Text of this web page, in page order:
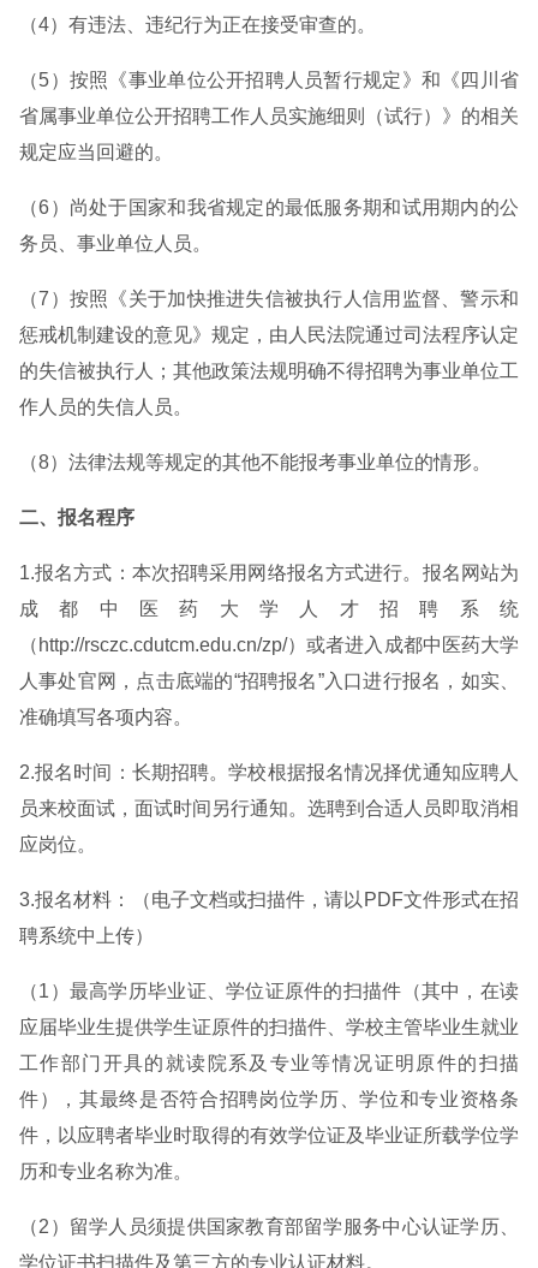
（4）有违法、违纪行为正在接受审查的。
（5）按照《事业单位公开招聘人员暂行规定》和《四川省
省属事业单位公开招聘工作人员实施细则（试行）》的相关
规定应当回避的。
（6）尚处于国家和我省规定的最低服务期和试用期内的公
务员、事业单位人员。
（7）按照《关于加快推进失信被执行人信用监督、警示和
惩戒机制建设的意见》规定，由人民法院通过司法程序认定
的失信被执行人；其他政策法规明确不得招聘为事业单位工
作人员的失信人员。
（8）法律法规等规定的其他不能报考事业单位的情形。
二、报名程序
1.报名方式：本次招聘采用网络报名方式进行。报名网站为
成都中医药大学人才招聘系统
（http://rsczc.cdutcm.edu.cn/zp/）或者进入成都中医药大学
人事处官网，点击底端的“招聘报名”入口进行报名，如实、
准确填写各项内容。
2.报名时间：长期招聘。学校根据报名情况择优通知应聘人
员来校面试，面试时间另行通知。选聘到合适人员即取消相
应岗位。
3.报名材料：（电子文档或扫描件，请以PDF文件形式在招
聘系统中上传）
（1）最高学历毕业证、学位证原件的扫描件（其中，在读
应届毕业生提供学生证原件的扫描件、学校主管毕业生就业
工作部门开具的就读院系及专业等情况证明原件的扫描
件），其最终是否符合招聘岗位学历、学位和专业资格条
件，以应聘者毕业时取得的有效学位证及毕业证所载学位学
历和专业名称为准。
（2）留学人员须提供国家教育部留学服务中心认证学历、
学位证书扫描件及第三方的专业认证材料。